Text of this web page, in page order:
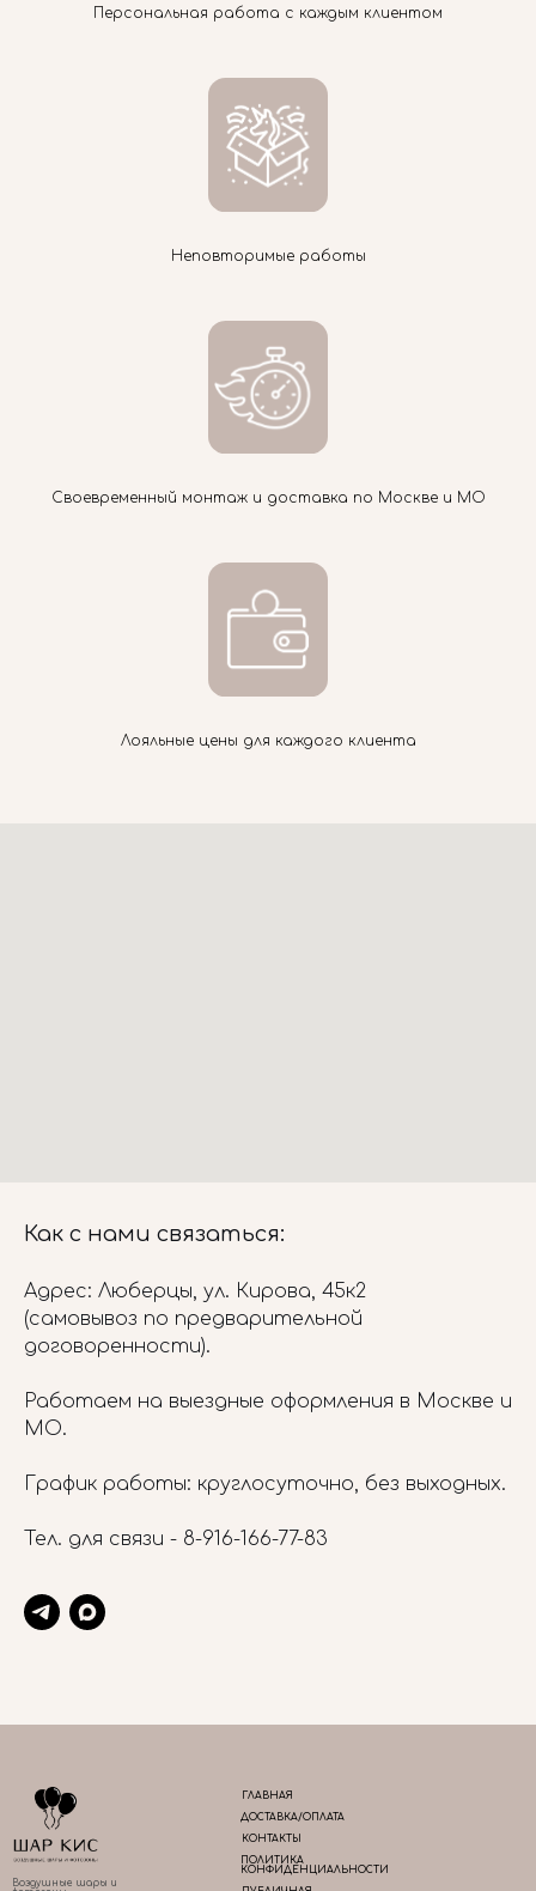
Персональная работа с каждым клиентом
Неповторимые работы
Своевременный монтаж и доставка по Москве и МО
Лояльные цены для каждого клиента
Как с нами связаться:
Адрес: Люберцы, ул. Кирова, 45к2
(самовывоз по предварительной
договоренности).
Работаем на выездные оформления в Москве и
МО.
График работы: круглосуточно, без выходных.
Тел. для связи - 8-916-166-77-83
ГЛАВНАЯ
ДОСТАВКА/ОПЛАТА
КОНТАКТЫ
ПОЛИТИКА
КОНФИДЕНЦИАЛЬНОСТИ
Воздушные шары и